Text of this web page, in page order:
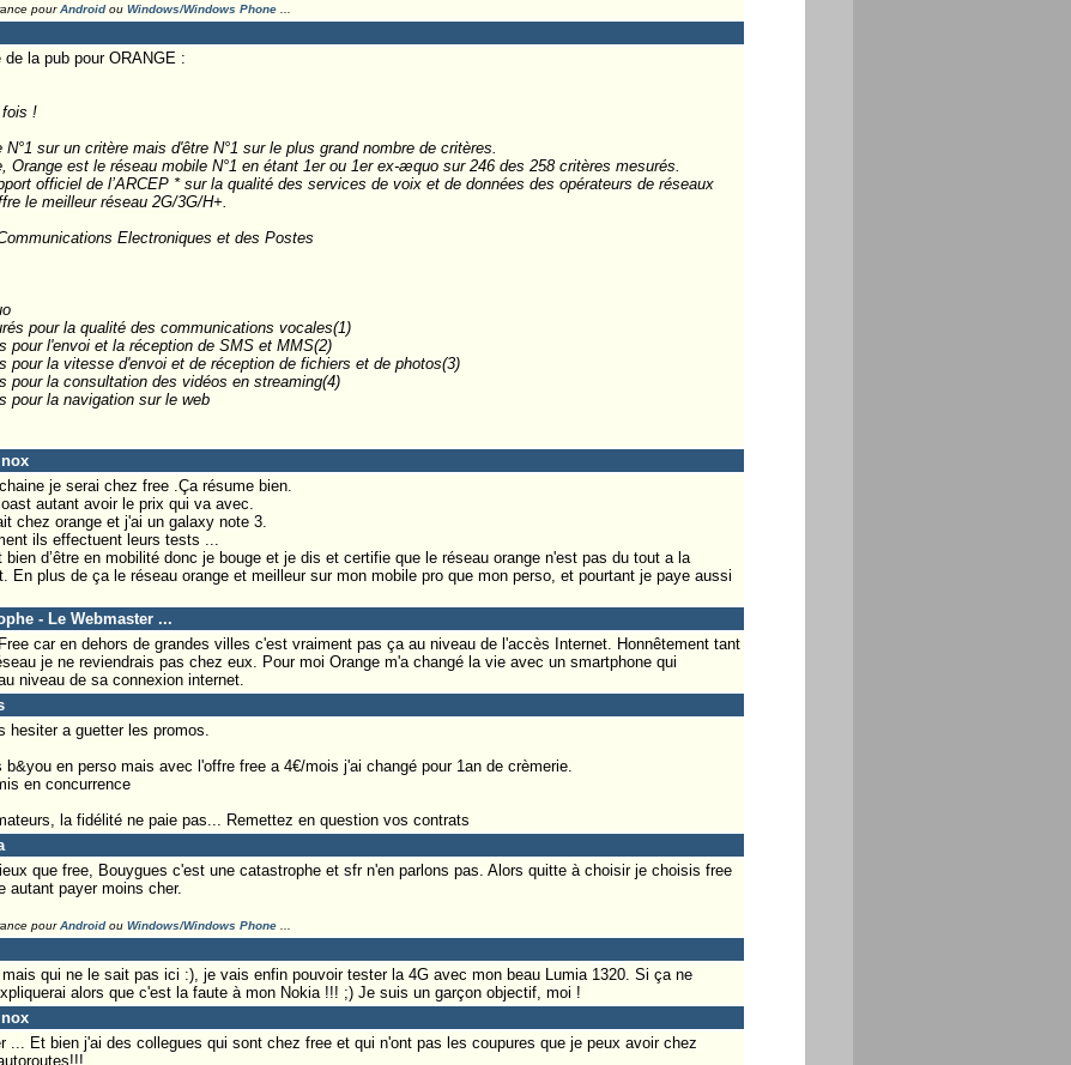
pourAndroidou Windows/Windows Phone...
la pub pour ORANGE :
fois !
sur un critère mais d'être N°1 sur le plus grand nombre de critères.
Orange est le réseau mobile N°1 en étant 1er ou 1er ex-æquo sur 246 des 258 critères mesurés.
officiel de l’ARCEP * sur la qualité des services de voix et de données des opérateurs de réseaux
le meilleur réseau 2G/3G/H+.
Electroniques et des Postes
pour la qualité des communications vocales(1)
pour l'envoi et la réception de SMS et MMS(2)
pour la vitesse d'envoi et de réception de fichiers et de photos(3)
pour la consultation des vidéos en streaming(4)
pour la navigation sur le web
je serai chez free .Ça résume bien.
autant avoir le prix qui va avec.
chez orange et j'ai un galaxy note 3.
ils effectuent leurs tests ...
d’être en mobilité donc je bouge et je dis et certifie que le réseau orange n'est pas du tout a la
En plus de ça le réseau orange et meilleur sur mon mobile pro que mon perso, et pourtant je paye aussi
- Le Webmaster ...
car en dehors de grandes villes c'est vraiment pas ça au niveau de l'accès Internet. Honnêtement tant
je ne reviendrais pas chez eux. Pour moi Orange m'a changé la vie avec un smartphone qui
niveau de sa connexion internet.
hesiter a guetter les promos.
en perso mais avec l'offre free a 4€/mois j'ai changé pour 1an de crèmerie.
en concurrence
la fidélité ne paie pas... Remettez en question vos contrats
que free, Bouygues c'est une catastrophe et sfr n'en parlons pas. Alors quitte à choisir je choisis free
autant payer moins cher.
pourAndroidou Windows/Windows Phone...
qui ne le sait pas ici :), je vais enfin pouvoir tester la 4G avec mon beau Lumia 1320. Si ça ne
alors que c'est la faute à mon Nokia !!! ;) Je suis un garçon objectif, moi !
... Et bien j'ai des collegues qui sont chez free et qui n'ont pas les coupures que je peux avoir chez